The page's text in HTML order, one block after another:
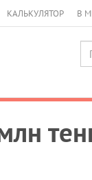
КАЛЬКУЛЯТОР В